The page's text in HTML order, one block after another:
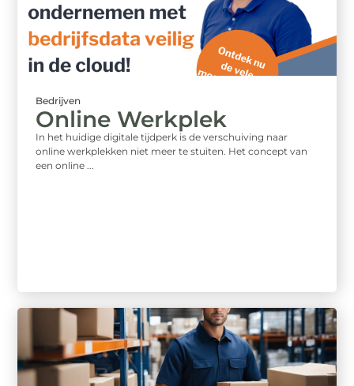
Bedrijven
Online Werkplek
In het huidige digitale tijdperk is de verschuiving naar
online werkplekken niet meer te stuiten. Het concept van
een online ...